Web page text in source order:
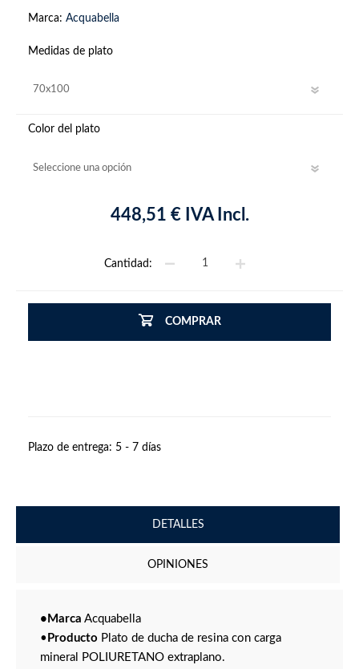
Marca: Acquabella
Medidas de plato
Color del plato
448,51 € IVA Incl.
Cantidad:
COMPRAR
Plazo de entrega: 5 - 7 días
DETALLES
OPINIONES
•Marca Acquabella
• Producto Plato de ducha de resina con carga
mineral POLIURETANO extraplano.